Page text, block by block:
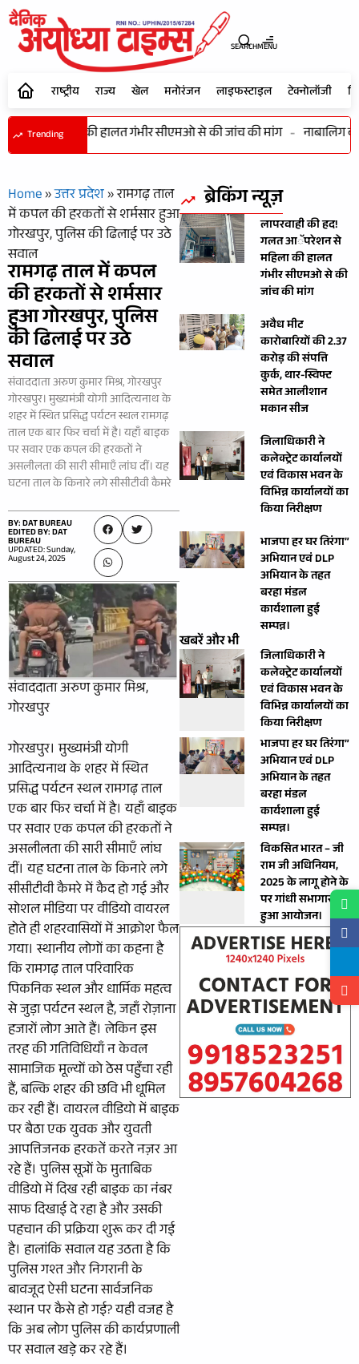
SEARCHMENU
राष्ट्रीय राज्य खेल मनोरंजन लाइफस्टाइल टेक्नोलॉजी
Trending
से महिला की हालत गंभीर सीएमओ से की जांच की मांग - नाबालिग
Home»उत्तर प्रदेश»रामगढ़ ताल
में कपल की हरकतों से शर्मसार हुआ
गोरखपुर, पुलिस की ढिलाई पर उठे
सवाल
रामगढ़ ताल में कपल
की हरकतों से शर्मसार
हुआ गोरखपुर, पुलिस
की ढिलाई पर उठे
सवाल
संवाददाता अरुण कुमार मिश्र, गोरखपुर
गोरखपुर। मुख्यमंत्री योगी आदित्यनाथ के
शहर में स्थित प्रसिद्ध पर्यटन स्थल रामगढ़
ताल एक बार फिर चर्चा में है। यहाँ बाइक
पर सवार एक कपल की हरकतों ने
असलीलता की सारी सीमाएँ लांघ दीं। यह
घटना ताल के किनारे लगे सीसीटीवी कैमरे
BY: DAT BUREAU
EDITED BY: DAT
BUREAU
UPDATED: Sunday,
August 24, 2025
संवाददाता अरुण कुमार मिश्र,
गोरखपुर
गोरखपुर। मुख्यमंत्री योगी
आदित्यनाथ के शहर में स्थित
प्रसिद्ध पर्यटन स्थल रामगढ़ ताल
एक बार फिर चर्चा में है। यहाँ बाइक
पर सवार एक कपल की हरकतों ने
असलीलता की सारी सीमाएँ लांघ
दीं। यह घटना ताल के किनारे लगे
सीसीटीवी कैमरे में कैद हो गई और
सोशल मीडिया पर वीडियो वायरल
होते ही शहरवासियों में आक्रोश फैल
गया। स्थानीय लोगों का कहना है
कि रामगढ़ ताल परिवारिक
पिकनिक स्थल और धार्मिक महत्व
से जुड़ा पर्यटन स्थल है, जहाँ रोज़ाना
हजारों लोग आते हैं। लेकिन इस
तरह की गतिविधियाँ न केवल
सामाजिक मूल्यों को ठेस पहुँचा रही
हैं, बल्कि शहर की छवि भी धूमिल
कर रही हैं। वायरल वीडियो में बाइक
पर बैठा एक युवक और युवती
आपत्तिजनक हरकतें करते नज़र आ
रहे हैं। पुलिस सूत्रों के मुताबिक
वीडियो में दिख रही बाइक का नंबर
साफ दिखाई दे रहा है और उसकी
पहचान की प्रक्रिया शुरू कर दी गई
है। हालांकि सवाल यह उठता है कि
पुलिस गश्त और निगरानी के
बावजूद ऐसी घटना सार्वजनिक
स्थान पर कैसे हो गई? यही वजह है
कि अब लोग पुलिस की कार्यप्रणाली
पर सवाल खड़े कर रहे हैं।
ब्रेकिंग न्यूज़
लापरवाही की हद!
गलत आॅपरेशन से
महिला की हालत
गंभीर सीएमओ से की
जांच की मांग
अवैध मीट
कारोबारियों की 2.37
करोड़ की संपत्ति
कुर्क, थार-स्विफ्ट
समेत आलीशान
मकान सीज
जिलाधिकारी ने
कलेक्ट्रेट कार्यालयों
एवं विकास भवन के
विभिन्न कार्यालयों का
किया निरीक्षण
भाजपा हर घर तिरंगा”
अभियान एवं DLP
अभियान के तहत
बरहा मंडल
कार्यशाला हुई
सम्पन्न।
खबरें और भी
जिलाधिकारी ने
कलेक्ट्रेट कार्यालयों
एवं विकास भवन के
विभिन्न कार्यालयों का
किया निरीक्षण
भाजपा हर घर तिरंगा”
अभियान एवं DLP
अभियान के तहत
बरहा मंडल
कार्यशाला हुई
सम्पन्न।
विकसित भारत – जी
राम जी अधिनियम,
2025 के लागू होने के
पर गांधी सभागार में
हुआ आयोजन।